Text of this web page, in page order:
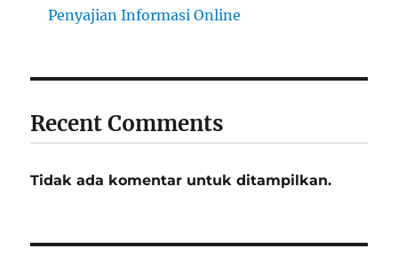
Penyajian Informasi Online
Recent Comments
Tidak ada komentar untuk ditampilkan.